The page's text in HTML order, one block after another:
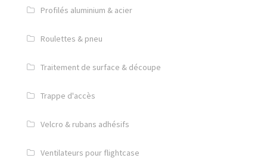
Profilés aluminium & acier
Roulettes & pneu
Traitement de surface & découpe
Trappe d'accès
Velcro & rubans adhésifs
Ventilateurs pour flightcase